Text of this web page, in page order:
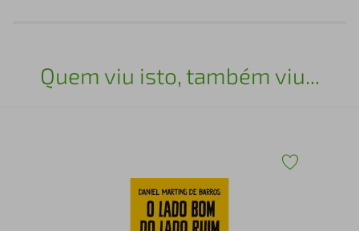
Quem viu isto, também viu...